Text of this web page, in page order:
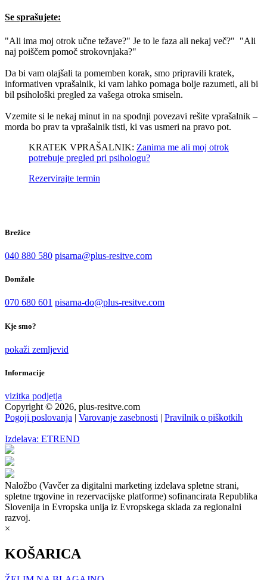
Se sprašujete:
"Ali ima moj otrok učne težave?" Je to le faza ali nekaj več?" "Ali
naj poiščem pomoč strokovnjaka?"
Da bi vam olajšali ta pomemben korak, smo pripravili kratek,
informativen vprašalnik, ki vam lahko pomaga bolje razumeti, ali bi
bil psihološki pregled za vašega otroka smiseln.
Vzemite si le nekaj minut in na spodnji povezavi rešite vprašalnik –
morda bo prav ta vprašalnik tisti, ki vas usmeri na pravo pot.
KRATEK VPRAŠALNIK: Zanima me ali moj otrok
potrebuje pregled pri psihologu?
Rezervirajte termin
Brežice
040 880 580 pisarna@plus-resitve.com
Domžale
070 680 601 pisarna-do@plus-resitve.com
Kje smo?
pokaži zemljevid
Informacije
vizitka podjetja
Copyright © 2026, plus-resitve.com
Pogoji poslovanja | Varovanje zasebnosti | Pravilnik o piškotkih
Izdelava: ETREND
Naložbo (Vavčer za digitalni marketing izdelava spletne strani,
spletne trgovine in rezervacijske platforme) sofinancirata Republika
Slovenija in Evropska unija iz Evropskega sklada za regionalni
razvoj.
×
KOŠARICA